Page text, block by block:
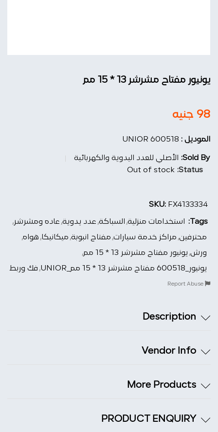
يونيور مفتاح مشرشر 13 * 15 مم
98 جنيه
الموديل : UNIOR 600518
Sold By:
الأصلي للعدد اليدوية والكهربائية
Status:
Out of stock
SKU: FX4133334
Tags: استخدامات منزلية, السباكة, عدد يدوية, عاده ومشرشر,
محترفين, مراكز خدمة سيارات, مفتاح انبوبة, ميكانيكا, هواه,
ورش, يونيور مفتاح مشرشر 13 * 15 مم
,
يونيور_600518 مفتاح مشرشر 13 * 15 مم_UNIOR
, فك وربط
Description
Vendor Info
More Products
PRODUCT ENQUIRY